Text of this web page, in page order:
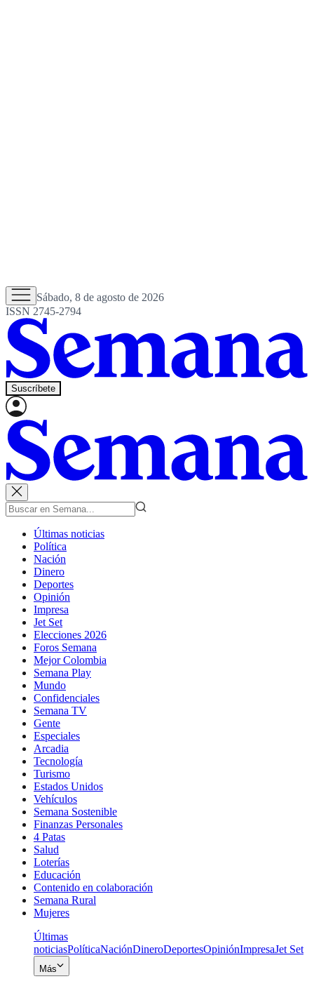
Sábado, 8 de agosto de 2026
ISSN 2745-2794
Suscríbete
Últimas noticias
Política
Nación
Dinero
Deportes
Opinión
Impresa
Jet Set
Elecciones 2026
Foros Semana
Mejor Colombia
Semana Play
Mundo
Confidenciales
Semana TV
Gente
Especiales
Arcadia
Tecnología
Turismo
Estados Unidos
Vehículos
Semana Sostenible
Finanzas Personales
4 Patas
Salud
Loterías
Educación
Contenido en colaboración
Semana Rural
Mujeres
Últimas
noticiasPolíticaNaciónDineroDeportesOpiniónImpresaJet Set
Más